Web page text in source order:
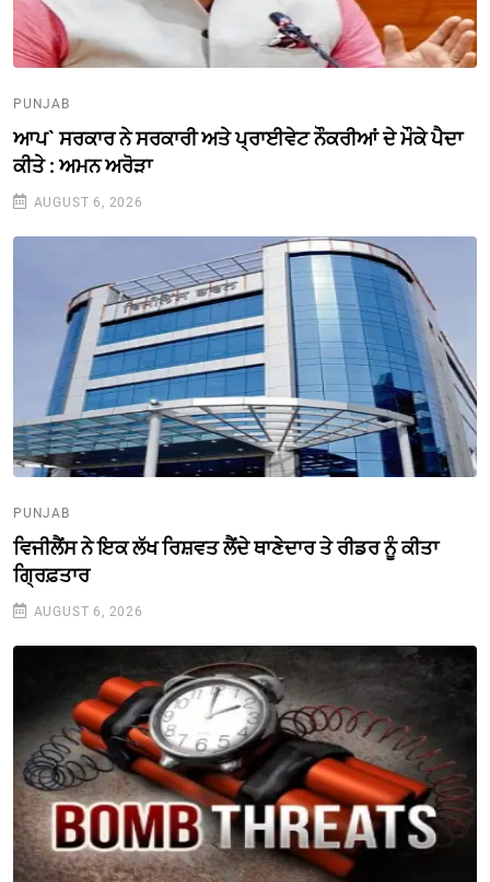
PUNJAB
ਆਪ` ਸਰਕਾਰ ਨੇ ਸਰਕਾਰੀ ਅਤੇ ਪ੍ਰਾਈਵੇਟ ਨੌਕਰੀਆਂ ਦੇ ਮੌਕੇ ਪੈਦਾ
ਕੀਤੇ : ਅਮਨ ਅਰੋੜਾ
AUGUST 6, 2026
PUNJAB
ਵਿਜੀਲੈਂਸ ਨੇ ਇਕ ਲੱਖ ਰਿਸ਼ਵਤ ਲੈਂਦੇ ਥਾਣੇਦਾਰ ਤੇ ਰੀਡਰ ਨੂੰ ਕੀਤਾ
ਗ੍ਰਿਫ਼ਤਾਰ
AUGUST 6, 2026